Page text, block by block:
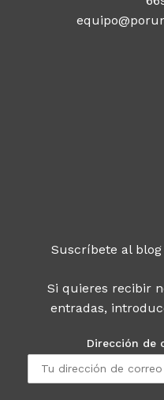
Suscríbete al
Si quieres recibir
entradas,
Dirección de